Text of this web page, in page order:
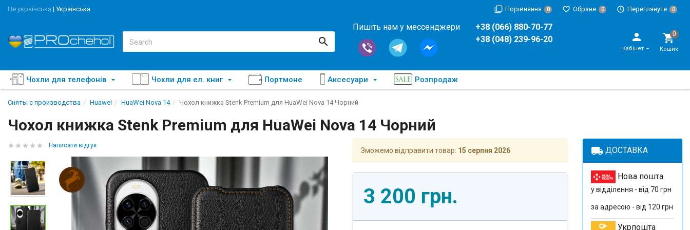
Не українська | Українська Порівняння 0 Обране 0 Переглянуте 0
Пишіть нам у мессенджери
+38 (066) 880-70-77
+38 (048) 239-96-20
Кабінет Кошик
Чохли для телефонів Чохли для ел. книг Портмоне Аксесуари Розпродаж
Сняты с производства Huawei HuaWei Nova 14 Чохол книжка Stenk Premium для HuaWei Nova 14 Чорний
Чохол книжка Stenk Premium для HuaWei Nova 14 Чорний
Написати відгук
Зможемо відправити товар: 15 серпня 2026
3 200 грн.
local_shipping ДОСТАВКА
Нова пошта
у відділення - від 70 грн
за адресою - від 120 грн
Укрпошта